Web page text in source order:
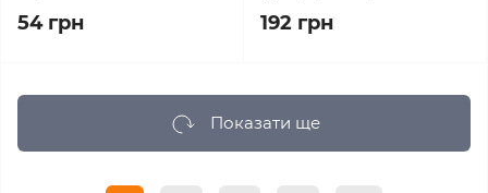
54 грн 192 грн
Показати ще